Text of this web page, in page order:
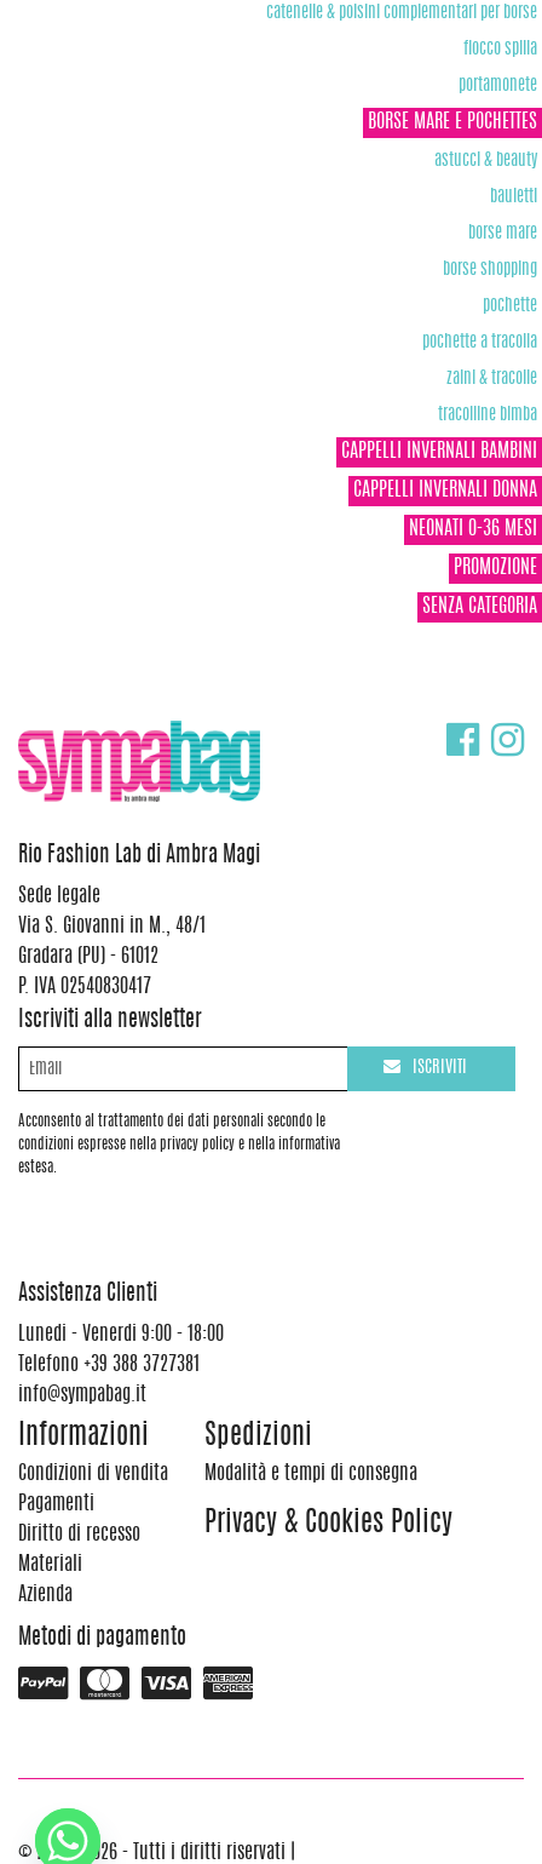
catenelle & polsini complementari per borse
fiocco spilla
portamonete
BORSE MARE E POCHETTES
astucci & beauty
bauletti
borse mare
borse shopping
pochette
pochette a tracolla
zaini & tracolle
tracolline bimba
CAPPELLI INVERNALI BAMBINI
CAPPELLI INVERNALI DONNA
NEONATI 0-36 MESI
PROMOZIONE
SENZA CATEGORIA
Rio Fashion Lab di Ambra Magi
Sede legale
Via S. Giovanni in M., 48/1
Gradara (PU) - 61012
P. IVA 02540830417
Iscriviti alla newsletter
Acconsento al trattamento dei dati personali secondo le
condizioni espresse nella privacy policy e nella informativa
estesa.
ISCRIVITI
Assistenza Clienti
Lunedi - Venerdi 9:00 - 18:00
Telefono +39 388 3727381
info@sympabag.it
Informazioni
Condizioni di vendita
Pagamenti
Diritto di recesso
Materiali
Azienda
Spedizioni
Modalità e tempi di consegna
Privacy & Cookies Policy
Metodi di pagamento
© 2012 - 2026 - Tutti i diritti riservati |